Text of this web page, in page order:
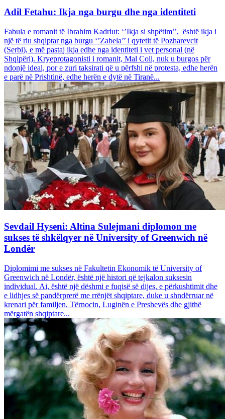
Adil Fetahu: Ikja nga burgu dhe nga identiteti
Fabula e romanit të Ibrahim Kadriut: ‘’Ikja si shpëtim’’, është ikja i
një të riu shqiptar nga burgu ‘’Zabela’’ i qytetit të Pozharevcit
(Serbi), e më pastaj ikja edhe nga identiteti i vet personal (në
Shqipëri). Kryeprotagonisti i romanit, Mal Coli, nuk u burgos për
ndonjë ideal, por e zuri taksirati që u përfshi në protesta, edhe herën
e parë në Prishtinë, edhe herën e dytë në Tiranë...
Sevdail Hyseni: Altina Sulejmani diplomon me
sukses të shkëlqyer në University of Greenwich në
Londër
Diplomimi me sukses në Fakultetin Ekonomik të University of
Greenwich në Londër, është një histori që tejkalon suksesin
individual. Ai, është një dëshmi e fuqisë së dijes, e përkushtimit dhe
e lidhjes së pandërprerë me rrënjët shqiptare, duke u shndërruar në
krenari për familjen, Tërnocin, Luginën e Preshevës dhe gjithë
mërgatën shqiptare...